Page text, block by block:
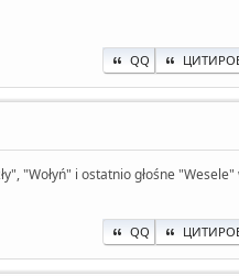
QQ
"Wołyń" i ostatnio głośne "Wesele"
QQ